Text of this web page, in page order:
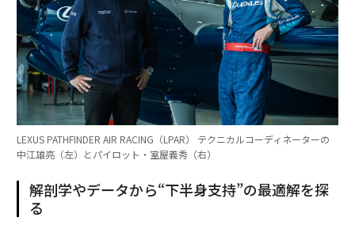
LEXUS PATHFINDER AIR RACING（LPAR） テクニカルコーディネーターの
中江雄亮（左）とパイロット・室屋義秀（右）
解剖学やデータから“下半身支持”の最適解を探
る